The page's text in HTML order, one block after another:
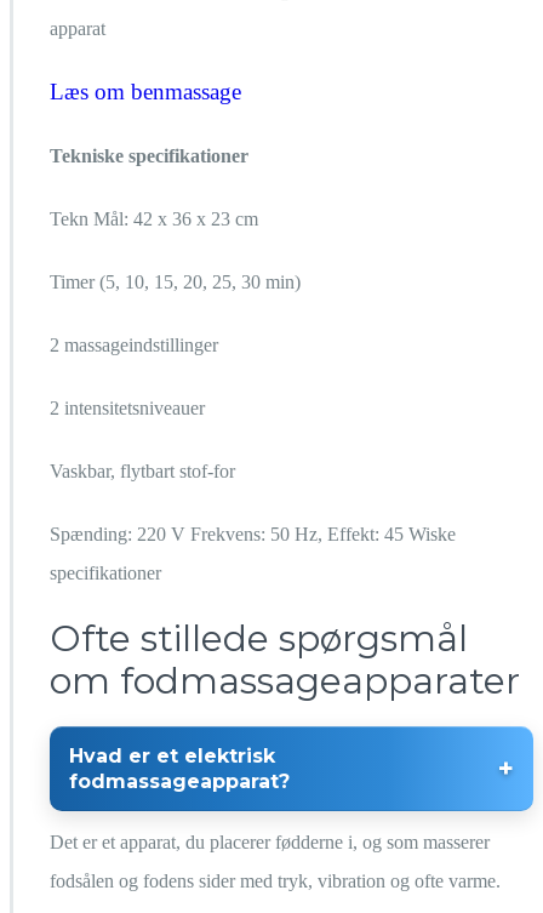
Læs om benmassage
Tekniske specifikationer
Tekn Mål: 42 x 36 x 23 cm
Timer (5, 10, 15, 20, 25, 30 min)
2 massageindstillinger
2 intensitetsniveauer
Vaskbar, flytbart stof-for
Spænding: 220 V Frekvens: 50 Hz, Effekt: 45 Wiske
specifikationer
Ofte stillede spørgsmål
om fodmassageapparater
Hvad er et elektrisk
fodmassageapparat?
Det er et apparat, du placerer fødderne i, og som masserer
fodsålen og fodens sider med tryk, vibration og ofte varme.